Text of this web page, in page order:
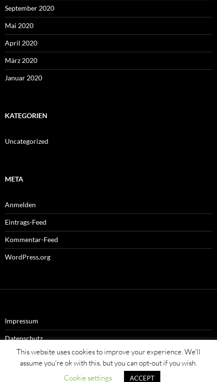
September 2020
Mai 2020
April 2020
März 2020
Januar 2020
KATEGORIEN
Uncategorized
META
Anmelden
Eintrags-Feed
Kommentar-Feed
WordPress.org
Impressum
Datenschutz
This website uses cookies to improve your experience. We'll
assume you're ok with this, but you can opt-out if you wish.
Cookie settings
ACCEPT